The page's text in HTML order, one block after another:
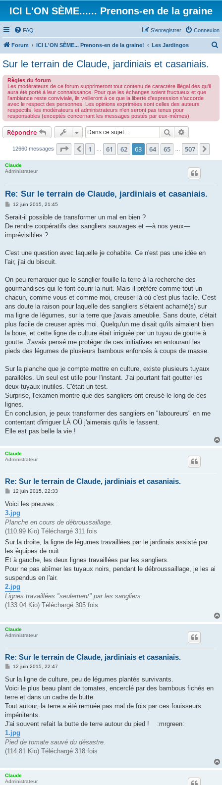
ICI L'ON SÈME...... Prenons-en de la graine
FAQ Connexion
S’enregistrer
Forum ICI L'ON SÈME... Prenons-en de la graine! Les Jardingos
Sur le terrain de Claude, jardiniais et casaniais.
Règles du forum
Les modérateurs de ce forum supprimeront tout contenu de caractère illégal dès qu'il
aura été porté à leur connaissance. Pour que les échanges soient fructueux et que
l'ambiance reste conviviale, ils veilleront à ce que la liberté d'expression s'accorde
avec le respect des personnes. Les opinions exprimées sont celles des auteurs
respectifs, les modérateurs et administrateurs n'en seront pas tenus pour
responsables (exceptés concernant les messages postés par eux-mêmes).
Répondre Rechercher
12660 messages Page 63 sur 507
Précédente
1 61 62 63 64 65 507
Claude
Administrateur
Re: Sur le terrain de Claude, jardiniais et casaniais.
M
s
a
g
e
12 juin 2015, 21:45
Serait-il possible de transformer un mal en bien ?
De rendre coopératifs des sangliers sauvages et —à nos yeux—
imprévisibles ?
C'est une question avec laquelle je cohabite. Ce n'est pas une idée en
l'air, j'ai du biscuit.
On peu remarquer que le sanglier fouille la terre à la recherche des
gourmandises qui le font courir la nuit. Mais il préfère comme tout un
chacun, comme vous et comme moi, creuser là où c'est plus facile. C'est
ans doute la raison pour laquelle des sangliers s'étaient acharné(s) sur
ma ligne de légumes, sur la terre que j'avais ameublie. Sans doute, c'était
plus facile de creuser après moi. Quelqu'un me disait qu'ils aimaient bien
la boue, et cette ligne de culture était irriguée par un tuyau de goutte à
goutte. J'avais pensé me protéger de ces initiatives en entourant les
pieds des légumes de plusieurs bambous enfoncés à coups de masse.
Sur la planche que je compte mettre en culture, existe plusieurs tuyaux
parallèles. Un seul est utile pour l'instant. J'ai pourtant fait goutter les
deux tuyaux inutiles. C'était un test.
Surprise, l'examen montre que des sangliers ont creusé le long de ces
lignes.
En conclusion, je peux transformer des sangliers en "laboureurs" en me
contentant d'irriguer LÀ OÙ j'aimerais qu'ils le fassent.
Elle est pas belle la vie !
Claude
Administrateur
Re: Sur le terrain de Claude, jardiniais et casaniais.
M
s
a
g
e
12 juin 2015, 22:33
Voici les preuves :
3.jpg
Planche en cours de débroussaillage.
(110.99 Kio) Téléchargé 311 fois
Sur la droite, la ligne de légumes travaillées par le jardinais assisté par
les équipes de nuit.
Et à gauche, les deux lignes travaillées par les sangliers.
Pour ne pas abîmer les tuyaux noirs, pendant le débroussaillage, je les ai
suspendus en l'air.
2.jpg
Lignes travaillées "seulement" par les sangliers.
(133.04 Kio) Téléchargé 305 fois
Claude
Administrateur
Re: Sur le terrain de Claude, jardiniais et casaniais.
M
s
a
g
12 juin 2015, 22:47
Sur la ligne de culture, peu de légumes plantés survivants.
Voici le plus beau plant de tomates, encerclé par des bambous fichés en
terre et dans un cadre de butte.
Tout autour, la terre a été remuée pas mal de fois par ces fouisseurs
impénitents.
J'ai souvent refait la butte de terre autour du pied ! :mrgreen:
1.jpg
Pied de tomate sauvé du désastre.
(114.81 Kio) Téléchargé 318 fois
Claude
Administrateur